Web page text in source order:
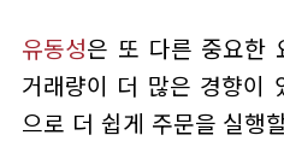
유동성은 또 다른 중요한
거래량이 더 많은 경향이
으로 더 쉽게 주문을 실행